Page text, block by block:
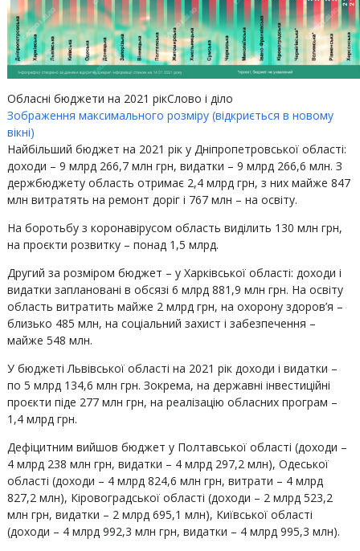
Обласні бюджети на 2021 рікСлово і діло
Зображення максимального розміру (відкриється в новому
вікні)
Найбільший бюджет на 2021 рік у Дніпропетровської області:
доходи – 9 млрд 266,7 млн грн, видатки – 9 млрд 266,6 млн. З
держбюджету область отримає 2,4 млрд грн, з них майже 847
млн витратять на ремонт доріг і 767 млн – на освіту.
На боротьбу з коронавірусом область виділить 130 млн грн,
на проєкти розвитку – понад 1,5 млрд.
Другий за розміром бюджет – у Харківської області: доходи і
видатки заплановані в обсязі 6 млрд 881,9 млн грн. На освіту
область витратить майже 2 млрд грн, на охорону здоров’я –
близько 485 млн, на соціальний захист і забезпечення –
майже 548 млн.
У бюджеті Львівської області на 2021 рік доходи і видатки –
по 5 млрд 134,6 млн грн. Зокрема, на державні інвестиційні
проєкти піде 277 млн грн, на реалізацію обласних програм –
1,4 млрд грн.
Дефіцитним вийшов бюджет у Полтавської області (доходи –
4 млрд 238 млн грн, видатки – 4 млрд 297,2 млн), Одеської
області (доходи – 4 млрд 824,6 млн грн, витрати – 4 млрд
827,2 млн), Кіровоградської області (доходи – 2 млрд 523,2
млн грн, видатки – 2 млрд 695,1 млн), Київської області
(доходи – 4 млрд 992,3 млн грн, видатки – 4 млрд 995,3 млн).